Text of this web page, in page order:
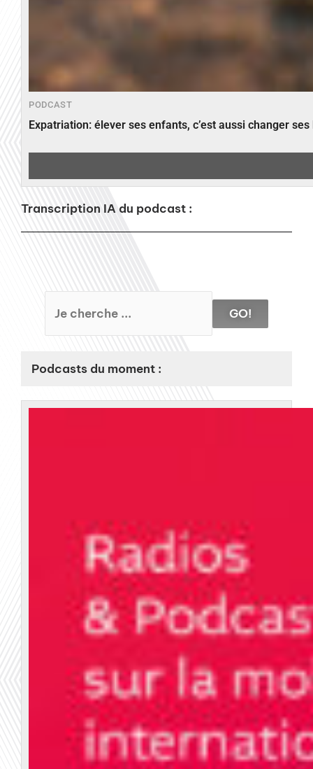
PODCAST
Expatriation: élever ses enfants, c’est aussi changer
Transcription IA du podcast :
GO!
Podcasts du moment :